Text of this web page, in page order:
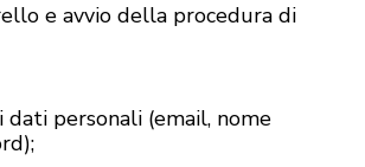
e avvio della procedura di
dati personali (email, nome